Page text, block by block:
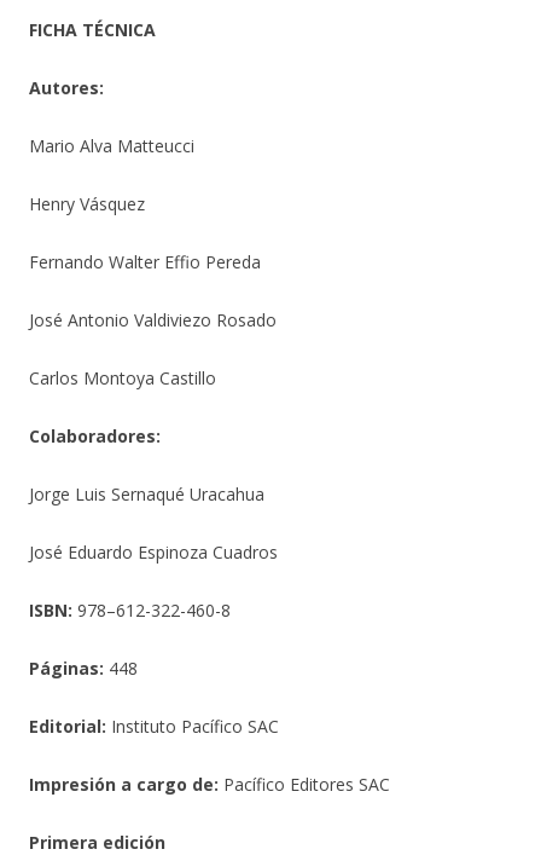
FICHA TÉCNICA
Autores:
Mario Alva Matteucci
Henry Vásquez
Fernando Walter Effio Pereda
José Antonio Valdiviezo Rosado
Carlos Montoya Castillo
Colaboradores:
Jorge Luis Sernaqué Uracahua
José Eduardo Espinoza Cuadros
ISBN: 978–612-322-460-8
Páginas: 448
Editorial: Instituto Pacífico SAC
Impresión a cargo de: Pacífico Editores SAC
Primera edición